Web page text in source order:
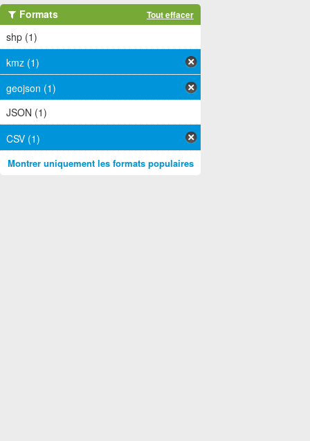
Formats Tout effacer
shp (1)
kmz (1)
geojson (1)
JSON (1)
CSV (1)
Montrer uniquement les formats populaires